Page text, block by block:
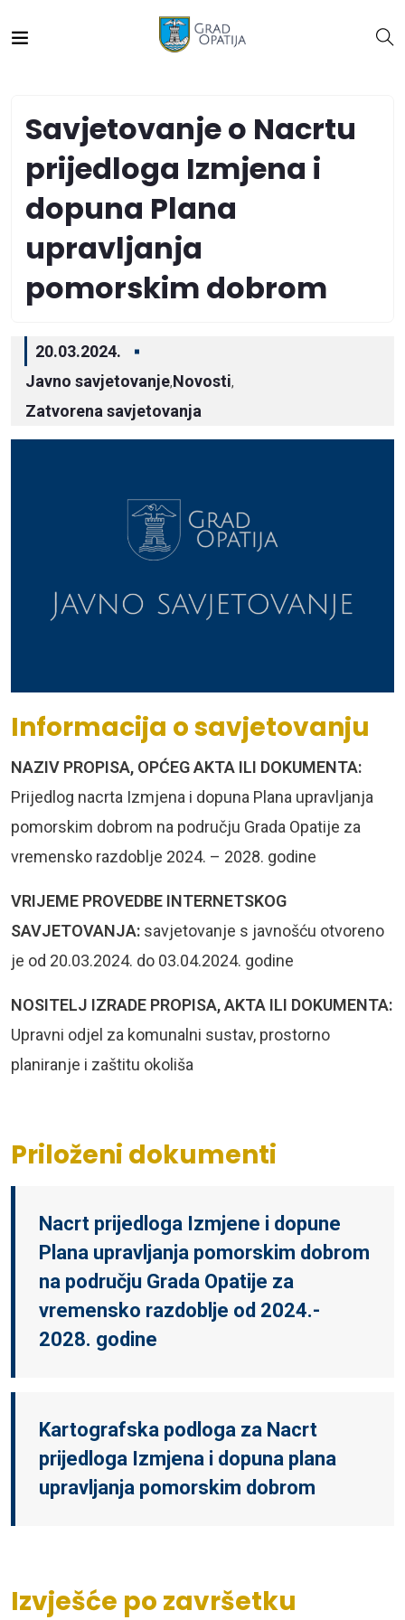
Savjetovanje o Nacrtu
prijedloga Izmjena i
dopuna Plana
upravljanja
pomorskim dobrom
20.03.2024.
Javno savjetovanje,Novosti,
Zatvorena savjetovanja
Informacija o savjetovanju
NAZIV PROPISA, OPĆEG AKTA ILI DOKUMENTA:
Prijedlog nacrta Izmjena i dopuna Plana upravljanja
pomorskim dobrom na području Grada Opatije za
vremensko razdoblje 2024. – 2028. godine
VRIJEME PROVEDBE INTERNETSKOG
SAVJETOVANJA: savjetovanje s javnošću otvoreno
je od 20.03.2024. do 03.04.2024. godine
NOSITELJ IZRADE PROPISA, AKTA ILI DOKUMENTA:
Upravni odjel za komunalni sustav, prostorno
planiranje i zaštitu okoliša
Priloženi dokumenti
Nacrt prijedloga Izmjene i dopune
Plana upravljanja pomorskim dobrom
na području Grada Opatije za
vremensko razdoblje od 2024.-
2028. godine
Kartografska podloga za Nacrt
prijedloga Izmjena i dopuna plana
upravljanja pomorskim dobrom
Izvješće po završetku